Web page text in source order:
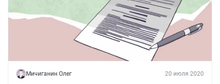
Мичиганин Олег 20 июля 2020